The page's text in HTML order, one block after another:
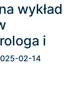
wykład
i
02-14